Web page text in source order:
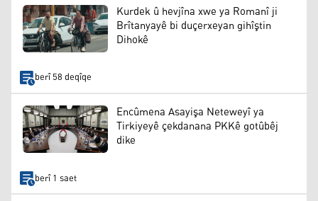
Kurdek û hevjîna xwe ya Romanî ji
Brîtanyayê bi duçerxeyan gihîştin
Dihokê
berî 58 deqîqe
Encûmena Asayişa Neteweyî ya
Tirkiyeyê çekdanana PKKê gotûbêj
dike
berî 1 saet